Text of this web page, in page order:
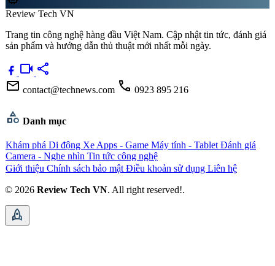
Review Tech VN
Trang tin công nghệ hàng đầu Việt Nam. Cập nhật tin tức, đánh giá
sản phẩm và hướng dẫn thủ thuật mới nhất mỗi ngày.
videocam share
mail contact@technews.com call 0923 895 216
category Danh mục
Khám phá Di động Xe Apps - Game Máy tính - Tablet Đánh giá
Camera - Nghe nhìn Tin tức công nghệ
Giới thiệu Chính sách bảo mật Điều khoản sử dụng Liên hệ
© 2026 Review Tech VN. All right reserved!.
rocket